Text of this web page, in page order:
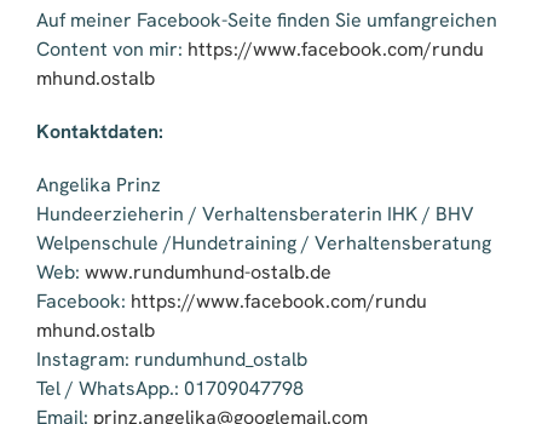
Auf meiner Facebook-Seite finden Sie umfangreichen
Content von mir: https://www.facebook.com/rundu
mhund.ostalb
Kontaktdaten:
Angelika Prinz
Hundeerzieherin / Verhaltensberaterin IHK / BHV
Welpenschule /Hundetraining / Verhaltensberatung
Web: www.rundumhund-ostalb.de
Facebook: https://www.facebook.com/rundu
mhund.ostalb
Instagram: rundumhund_ostalb
Tel / WhatsApp.: 01709047798
Email: prinz.angelika@googlemail.com